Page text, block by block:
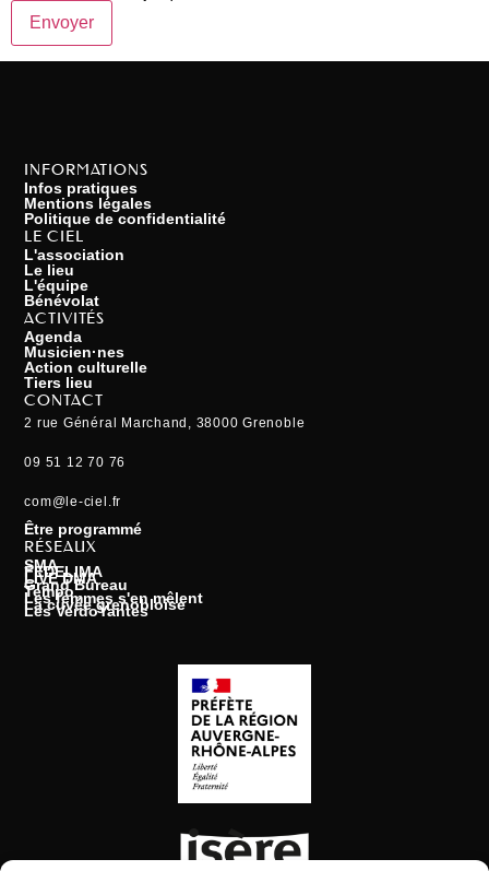
INFORMATIONS
Infos pratiques
Mentions légales
Politique de confidentialité
LE CIEL
L'association
Le lieu
L'équipe
Bénévolat
ACTIVITÉS
Agenda
Musicien·nes
Action culturelle
Tiers lieu
CONTACT
2 rue Général Marchand, 38000 Grenoble
09 51 12 70 76
com@le-ciel.fr
Être programmé
RÉSEAUX
SMA
FEDELIMA
LIVE DMA
Grand Bureau
Tempo
Les femmes s'en mêlent
La cuvée grenobloise
Les VerdoYantes